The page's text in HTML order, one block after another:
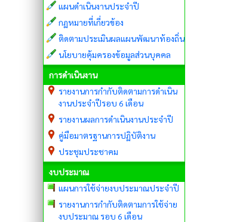
แผนดำเนินงานประจำปี
กฏหมายที่เกี่ยวข้อง
ติดตามประเมินผลแผนพัฒนาท้องถิ่น
นโยบายคุ้มครองข้อมูลส่วนบุคคล
การดำเนินงาน
รายงานการกำกับติดตามการดำเนิน
งานประจำปีรอบ 6 เดือน
รายงานผลการดำเนินงานประจำปี
คู่มือมาตรฐานการปฏิบัติงาน
ประชุมประชาคม
งบประมาณ
แผนการใช้จ่ายงบประมาณประจำปี
รายงานการกำกับติดตามการใช้จ่าย
งบประมาณ รอบ 6 เดือน